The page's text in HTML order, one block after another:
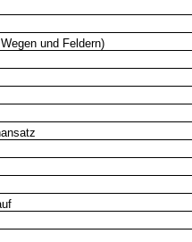
und Feldern)